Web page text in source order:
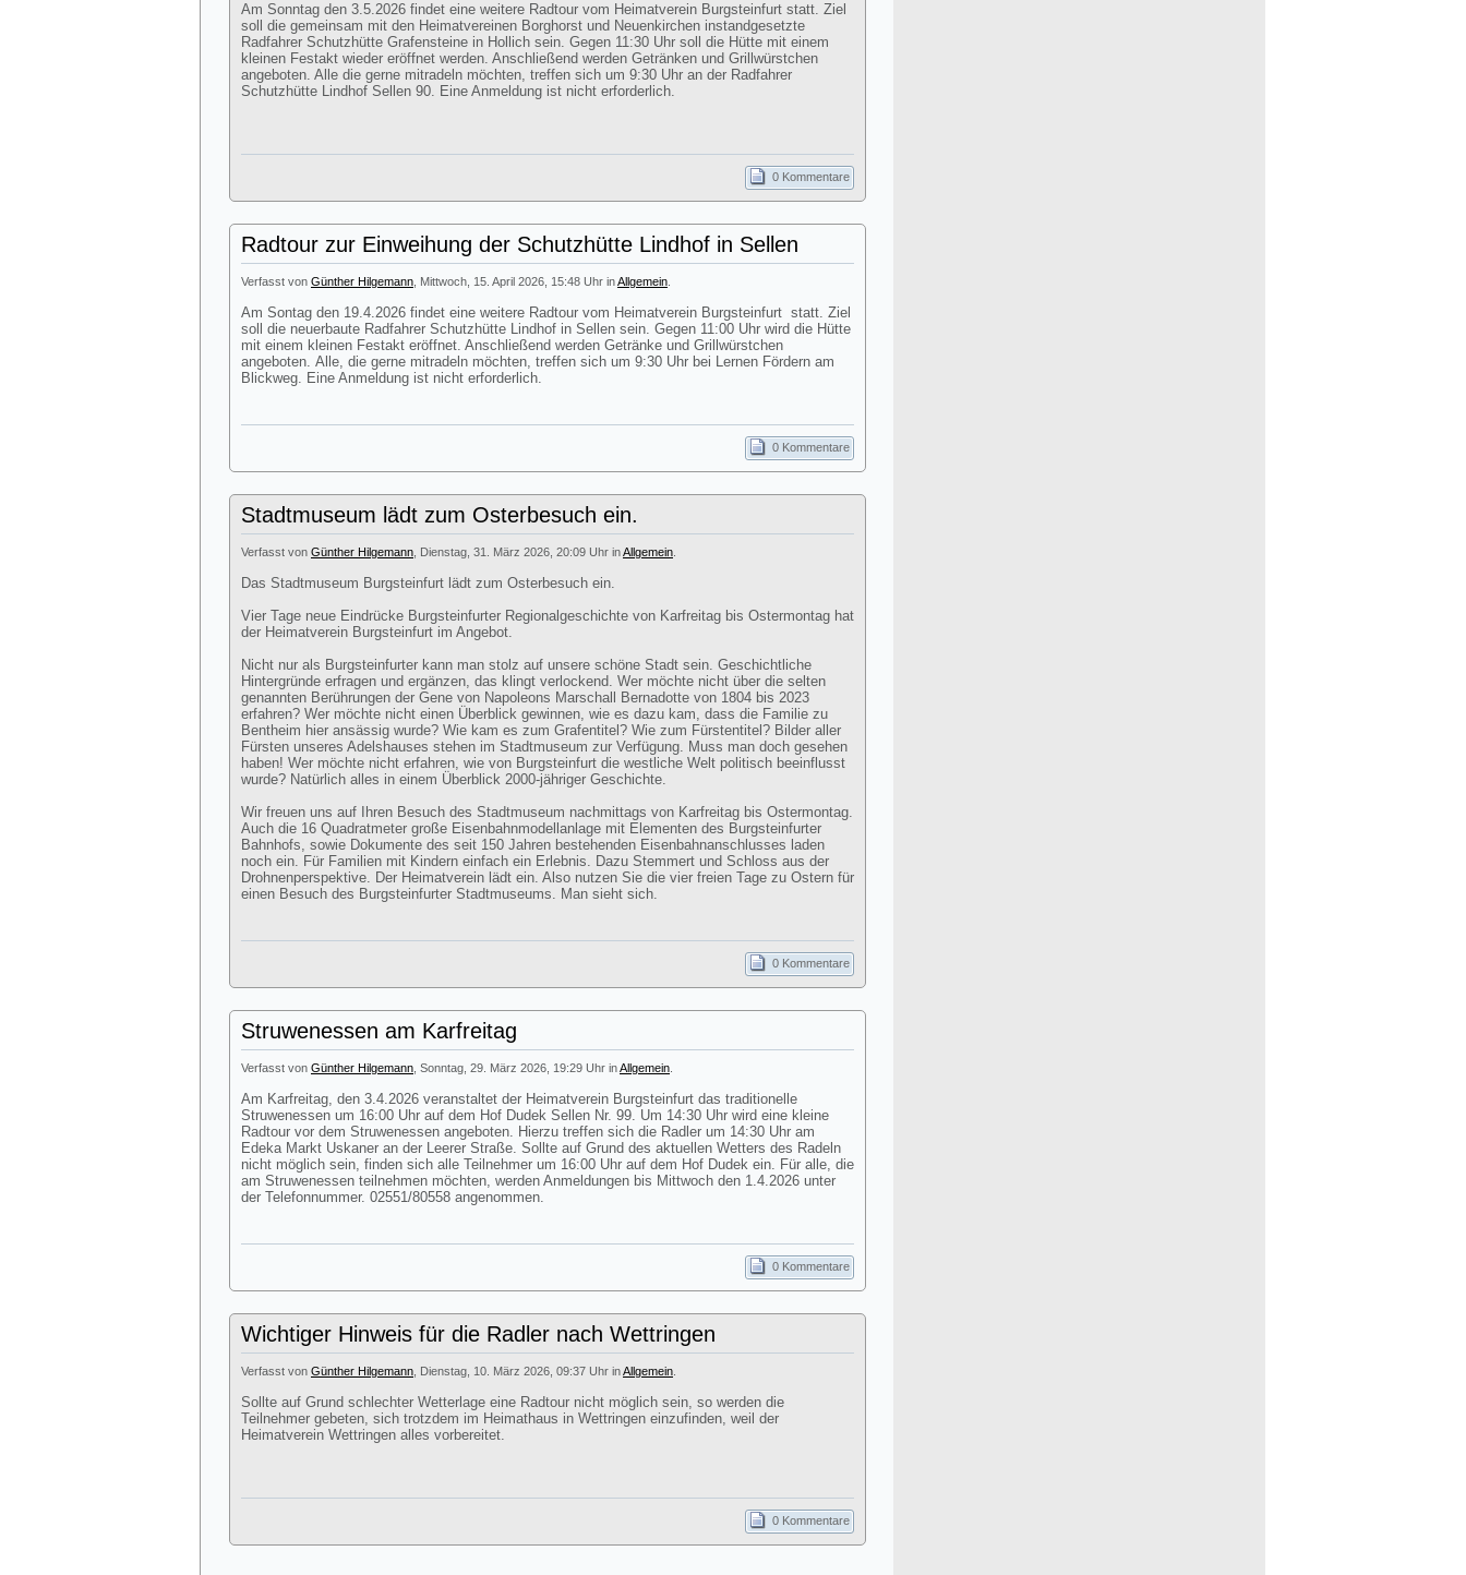
Am Sonntag den 3.5.2026 findet eine weitere Radtour vom Heimatverein Burgsteinfurt statt. Ziel
soll die gemeinsam mit den Heimatvereinen Borghorst und Neuenkirchen instandgesetzte
Radfahrer Schutzhütte Grafensteine in Hollich sein. Gegen 11:30 Uhr soll die Hütte mit einem
kleinen Festakt wieder eröffnet werden. Anschließend werden Getränken und Grillwürstchen
angeboten. Alle die gerne mitradeln möchten, treffen sich um 9:30 Uhr an der Radfahrer
Schutzhütte Lindhof Sellen 90. Eine Anmeldung ist nicht erforderlich.
0 Kommentare
Radtour zur Einweihung der Schutzhütte Lindhof in Sellen
Verfasst von Günther Hilgemann , Mittwoch, 15. April 2026, 15:48 Uhr inAllgemein
Am Sontag den 19.4.2026 findet eine weitere Radtour vom Heimatverein Burgsteinfurt statt. Ziel
soll die neuerbaute Radfahrer Schutzhütte Lindhof in Sellen sein. Gegen 11:00 Uhr wird die Hütte
mit einem kleinen Festakt eröffnet. Anschließend werden Getränke und Grillwürstchen
angeboten. Alle, die gerne mitradeln möchten, treffen sich um 9:30 Uhr bei Lernen Fördern am
Blickweg. Eine Anmeldung ist nicht erforderlich.
0 Kommentare
Stadtmuseum lädt zum Osterbesuch ein.
Verfasst von Günther Hilgemann , Dienstag, 31. März 2026, 20:09 Uhr inAllgemein
Das Stadtmuseum Burgsteinfurt lädt zum Osterbesuch ein.
Vier Tage neue Eindrücke Burgsteinfurter Regionalgeschichte von Karfreitag bis Ostermontag hat
der Heimatverein Burgsteinfurt im Angebot.
Nicht nur als Burgsteinfurter kann man stolz auf unsere schöne Stadt sein. Geschichtliche
Hintergründe erfragen und ergänzen, das klingt verlockend. Wer möchte nicht über die selten
genannten Berührungen der Gene von Napoleons Marschall Bernadotte von 1804 bis 2023
erfahren? Wer möchte nicht einen Überblick gewinnen, wie es dazu kam, dass die Familie zu
Bentheim hier ansässig wurde? Wie kam es zum Grafentitel? Wie zum Fürstentitel? Bilder aller
Fürsten unseres Adelshauses stehen im Stadtmuseum zur Verfügung. Muss man doch gesehen
haben! Wer möchte nicht erfahren, wie von Burgsteinfurt die westliche Welt politisch beeinflusst
wurde? Natürlich alles in einem Überblick 2000-jähriger Geschichte.
Wir freuen uns auf Ihren Besuch des Stadtmuseum nachmittags von Karfreitag bis Ostermontag.
Auch die 16 Quadratmeter große Eisenbahnmodellanlage mit Elementen des Burgsteinfurter
Bahnhofs, sowie Dokumente des seit 150 Jahren bestehenden Eisenbahnanschlusses laden
noch ein. Für Familien mit Kindern einfach ein Erlebnis. Dazu Stemmert und Schloss aus der
Drohnenperspektive. Der Heimatverein lädt ein. Also nutzen Sie die vier freien Tage zu Ostern für
einen Besuch des Burgsteinfurter Stadtmuseums. Man sieht sich.
0 Kommentare
Struwenessen am Karfreitag
Verfasst von Günther Hilgemann , Sonntag, 29. März 2026, 19:29 Uhr inAllgemein
Am Karfreitag, den 3.4.2026 veranstaltet der Heimatverein Burgsteinfurt das traditionelle
Struwenessen um 16:00 Uhr auf dem Hof Dudek Sellen Nr. 99. Um 14:30 Uhr wird eine kleine
Radtour vor dem Struwenessen angeboten. Hierzu treffen sich die Radler um 14:30 Uhr am
Edeka Markt Uskaner an der Leerer Straße. Sollte auf Grund des aktuellen Wetters des Radeln
nicht möglich sein, finden sich alle Teilnehmer um 16:00 Uhr auf dem Hof Dudek ein. Für alle, die
am Struwenessen teilnehmen möchten, werden Anmeldungen bis Mittwoch den 1.4.2026 unter
der Telefonnummer. 02551/80558 angenommen.
0 Kommentare
Wichtiger Hinweis für die Radler nach Wettringen
Verfasst von Günther Hilgemann , Dienstag, 10. März 2026, 09:37 Uhr inAllgemein
Sollte auf Grund schlechter Wetterlage eine Radtour nicht möglich sein, so werden die
Teilnehmer gebeten, sich trotzdem im Heimathaus in Wettringen einzufinden, weil der
Heimatverein Wettringen alles vorbereitet.
0 Kommentare